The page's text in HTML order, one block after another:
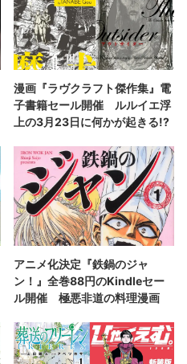
漫画『ラヴクラフト傑作集』電
子書籍セール開催 ルルイエ浮
上の3月23日に何かが起きる!?
アニメ化決定『鉄鍋のジャ
ン！』全巻88円のKindleセー
ル開催 極悪非道の料理漫画